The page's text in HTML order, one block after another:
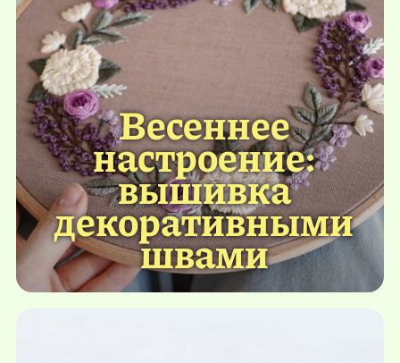
Весеннее
настроение:
вышивка
декоративными
швами